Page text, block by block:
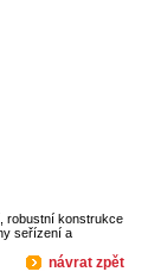
robustní konstrukce
seřízení a
návrat zpět